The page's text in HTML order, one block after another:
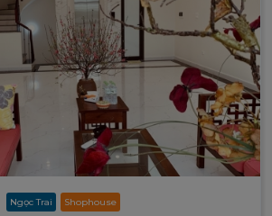
Ngọc Trai Shophouse